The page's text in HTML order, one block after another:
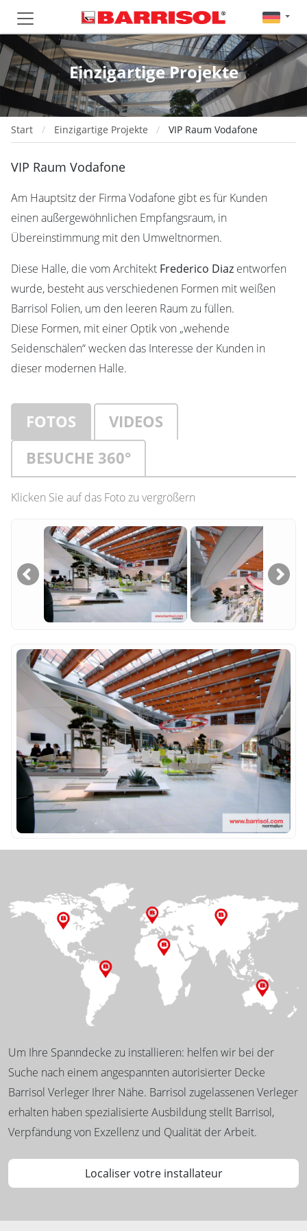
Einzigartige Projekte
Start Einzigartige Projekte VIP Raum Vodafone
VIP Raum Vodafone
Am Hauptsitz der Firma Vodafone gibt es für Kunden
einen außergewöhnlichen Empfangsraum, in
Übereinstimmung mit den Umweltnormen.
Diese Halle, die vom Architekt Frederico Diaz entworfen
wurde, besteht aus verschiedenen Formen mit weißen
Barrisol Folien, um den leeren Raum zu füllen.
Diese Formen, mit einer Optik von „wehende
Seidenschälen“ wecken das Interesse der Kunden in
dieser modernen Halle.
FOTOS
VIDEOS
BESUCHE 360°
Klicken Sie auf das Foto zu vergrößern
Um Ihre Spanndecke zu installieren: helfen wir bei der
Suche nach einem angespannten autorisierter Decke
Barrisol Verleger Ihrer Nähe. Barrisol zugelassenen Verleger
erhalten haben spezialisierte Ausbildung stellt Barrisol,
Verpfändung von Exzellenz und Qualität der Arbeit.
Localiser votre installateur